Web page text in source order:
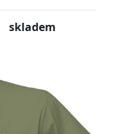
skladem